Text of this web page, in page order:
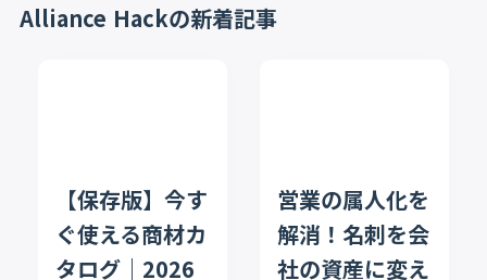
Alliance Hackの新着記事
【保存版】今す
ぐ使える商材カ
タログ｜2026
営業の属人化を
解消！名刺を会
社の資産に変え